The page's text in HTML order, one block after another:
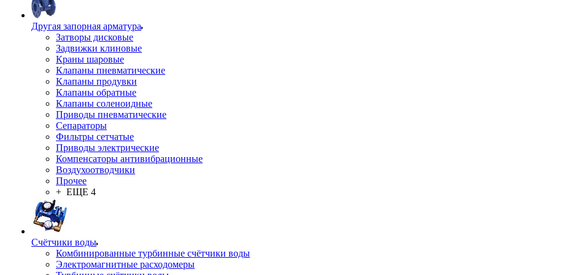
Другая запорная арматура
Затворы дисковые
Задвижки клиновые
Краны шаровые
Клапаны пневматические
Клапаны продувки
Клапаны обратные
Клапаны соленоидные
Приводы пневматические
Сепараторы
Фильтры сетчатые
Приводы электрические
Компенсаторы антивибрационные
Воздухоотводчики
Прочее
+ ЕЩЕ 4
Счётчики воды
Комбинированные турбинные счётчики воды
Электромагнитные расходомеры